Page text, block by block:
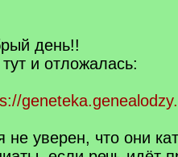
день!!
и отложалась:
не уверен, что они